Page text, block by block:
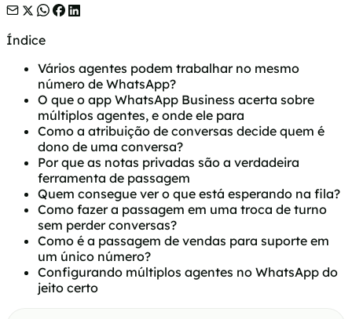
Índice
Vários agentes podem trabalhar no mesmo
número de WhatsApp?
O que o app WhatsApp Business acerta sobre
múltiplos agentes, e onde ele para
Como a atribuição de conversas decide quem é
dono de uma conversa?
Por que as notas privadas são a verdadeira
ferramenta de passagem
Quem consegue ver o que está esperando na fila?
Como fazer a passagem em uma troca de turno
sem perder conversas?
Como é a passagem de vendas para suporte em
um único número?
Configurando múltiplos agentes no WhatsApp do
jeito certo